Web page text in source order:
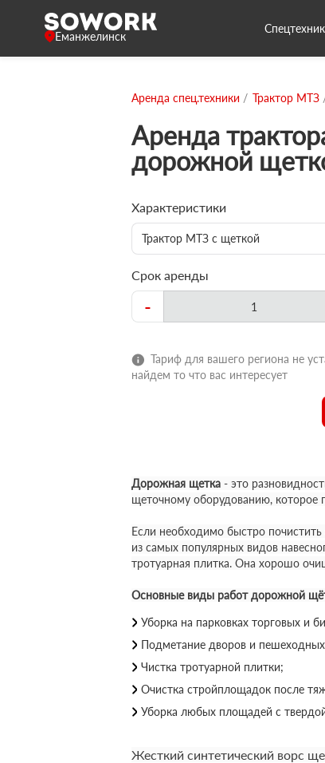
Еманжелинск
Аренда спец.техники Трактор МТЗ
Аренда
дорожной
Характеристики
Трактор МТЗ с щеткой
Срок аренды
-
Тариф для вашего региона не
найдем то что вас интересует
Дорожная щетка - это
щеточному оборудованию, которое
Если необходимо быстро
из самых популярных видов
тротуарная плитка. Она хорошо
Основные виды работ дорожной
Уборка на парковках торговых и
Подметание дворов и
Чистка тротуарной плитки;
Очистка стройплощадок после
Уборка любых площадей с
Жесткий синтетический ворс